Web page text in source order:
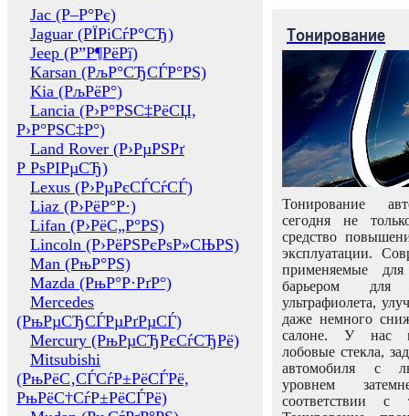
Jac (Р–Р°Рє)
Jaguar (РЇРіСѓР°СЂ)
Jeep (Р”Р¶РёРї)
Karsan (РљР°СЂСЃР°РЅ)
Kia (РљРёР°)
Lancia (Р›Р°РЅС‡РёСЏ,
Р›Р°РЅС‡Р°)
Land Rover (Р›РµРЅРґ
Р РѕРІРµСЂ)
Lexus (Р›РµРєСЃСѓСЃ)
Liaz (Р›РёР°Р·)
Lifan (Р›РёС„Р°РЅ)
Lincoln (Р›РёРЅРєРѕР»СЊРЅ)
Man (РњР°РЅ)
Mazda (РњР°Р·РґР°)
Mercedes
(РњРµСЂСЃРµРґРµСЃ)
Mercury (РњРµСЂРєСѓСЂРё)
Mitsubishi
(РњРёС‚СЃСѓР±РёСЃРё,
РњРёС†СѓР±РёСЃРё)
Тонирование
Тонирование
сегодня не
средство
эксплуатации.
применяемые
барьером для
ультрафиолета,
даже немного
салоне. У нас
лобовые стекла,
автомобиля с
уровнем
соответствии с